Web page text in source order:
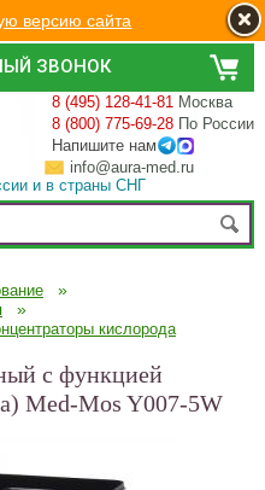
ЗВОНОК
8 (495) 128-41-81 Москва
8 (800) 775-69-28 По России
Напишите нам
info@aura-med.ru
и в страны СНГ
»
»
кислорода
с функцией
Med-Mos Y007-5W
версию сайта